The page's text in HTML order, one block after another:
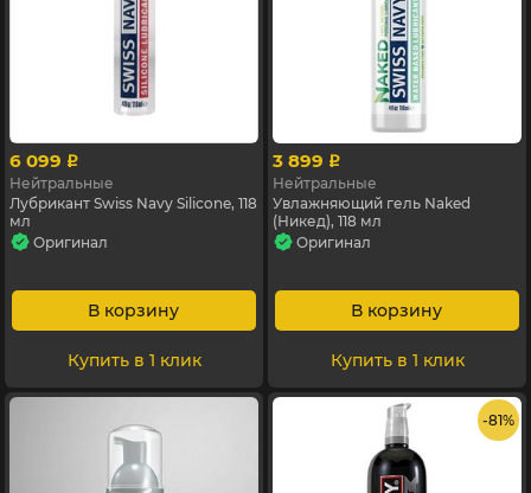
6 099 p
Нейтральные
Лубрикант Swiss Navy Silicone, 118
мл
Оригинал
В корзину
Купить в 1 клик
3 899 p
Нейтральные
Увлажняющий гель Naked
(Никед), 118 мл
Оригинал
В корзину
Купить в 1 клик
- 81%